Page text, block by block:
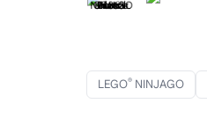
LEGO® NINJAGO